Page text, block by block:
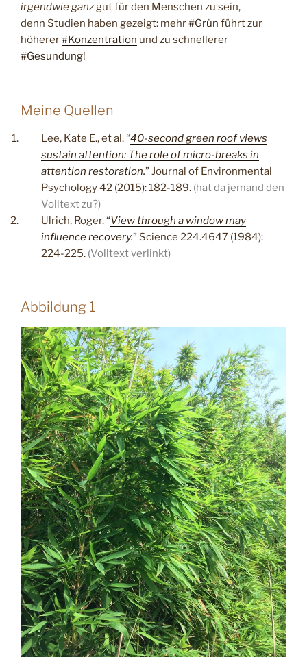
irgendwie ganzgut für den Menschen zu sein,
denn Studien haben gezeigt: mehr#Grün führt zur
höherer#Konzentration und zu schnellerer
#Gesundung!
Meine Quellen
Lee, Kate E., et al. “40-second green roof views
sustain attention: The role of micro-breaks in
attention restoration.” Journal of Environmental
Psychology 42 (2015): 182-189. (hat da jemand den
Volltext zu?)
Ulrich, Roger. “View through a window may
influence recovery.” Science 224.4647 (1984):
224-225. (Volltext verlinkt)
Abbildung 1